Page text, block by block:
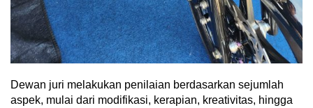
Dewan juri melakukan penilaian berdasarkan sejumlah
aspek, mulai dari modifikasi, kerapian, kreativitas, hingga